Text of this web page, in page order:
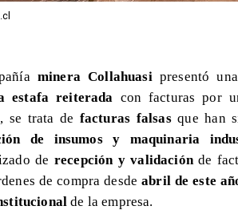
minera Collahuasi presentó
estafa reiterada con facturas por
se trata de facturas falsasque han
de insumos y maquinaria
de recepción y validaciónde
de compra desdeabril de este
de la empresa.